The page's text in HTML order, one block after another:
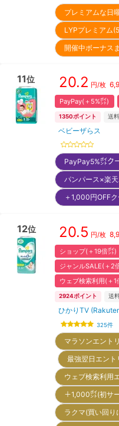
プレミアムな
LYPプレミアム
開催中ボーナス
11位 20.2 円/枚
PayPay(＋5%㌽)
1350ポイント 送
ベビーザらス
PayPay5%㌽
パンパース×楽
＋1,000円OFF
12位 20.5 円/枚
ショップ(＋19倍㌽)
ジャンルSALE(＋2
ウェブ検索利用(＋1
2924ポイント 送
ひかりTV
325件
マラソンエン
最強翌日エン
ウェブ検索利
＋1,000㌽(初サ
ラクマ(買い回